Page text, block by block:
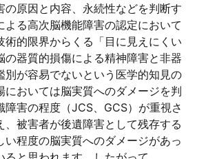
の原因と内容、永続性などを判断す
よる高次脳機能障害の認定において
術的限界からくる「目に見えにくい
の器質的損傷による精神障害と非器
別が容易でないという医学的知見の
においては脳実質へのダメージを判
害の程度（JCS、GCS）が重視さ
、被害者が後遺障害として残存する
い程度の脳実質へのダメージがあっ